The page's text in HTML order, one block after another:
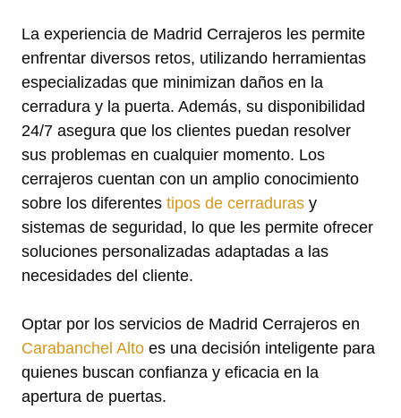
La experiencia de Madrid Cerrajeros les permite
enfrentar diversos retos, utilizando herramientas
especializadas que minimizan daños en la
cerradura y la puerta. Además, su disponibilidad
24/7 asegura que los clientes puedan resolver
sus problemas en cualquier momento. Los
cerrajeros cuentan con un amplio conocimiento
sobre los diferentes tipos de cerraduras y
sistemas de seguridad, lo que les permite ofrecer
soluciones personalizadas adaptadas a las
necesidades del cliente.
Optar por los servicios de Madrid Cerrajeros en
Carabanchel Alto es una decisión inteligente para
quienes buscan confianza y eficacia en la
apertura de puertas.